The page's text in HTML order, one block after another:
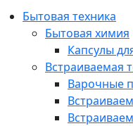
Бытовая техника
Бытовая химия
Капсулы
Встраиваемая
Варочные